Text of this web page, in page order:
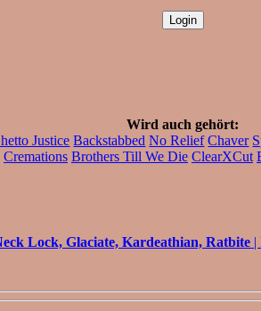
Wird auch gehört:
Justice Backstabbed No Relief Chaver
Cremations Brothers Till We Die ClearXCut
Lock, Glaciate, Kardeathian, Ratbite |